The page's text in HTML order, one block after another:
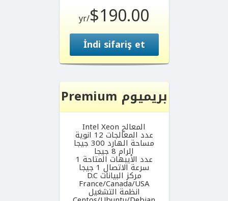
$190.00
/yr
İndi sifariş et
بريميوم Premium
المعالج Intel Xeon
عدد المعالجات 12 انوية
مساحة الهارد 300 جيجا
الرام 8 جيجا
عدد الأيبهات المتاحة 1
سرعة الاتصال 1 جيجا
مركز البيانات D.C
France/Canada/USA
انظمة التشغيل